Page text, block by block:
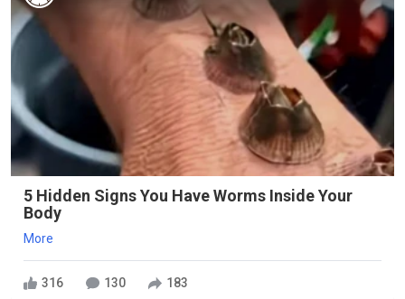
5 Hidden Signs You Have Worms Inside Your
Body
More
316 130 183